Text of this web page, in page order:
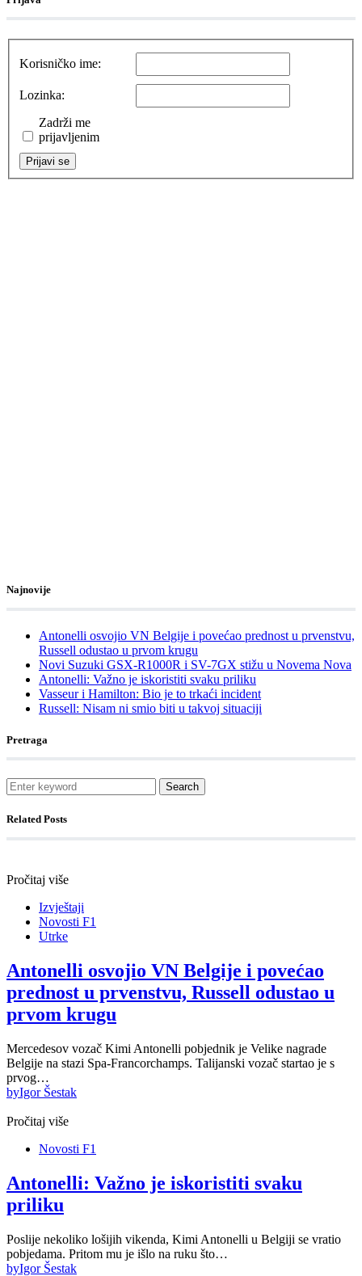
Korisničko ime:
Lozinka:
Zadrži me
prijavljenim
Prijavi se
Najnovije
Antonelli osvojio VN Belgije i povećao prednost u prvenstvu,
Russell odustao u prvom krugu
Novi Suzuki GSX-R1000R i SV-7GX stižu u Novema Nova
Antonelli: Važno je iskoristiti svaku priliku
Vasseur i Hamilton: Bio je to trkaći incident
Russell: Nisam ni smio biti u takvoj situaciji
Pretraga
Search
Related Posts
Pročitaj više
Izvještaji
Novosti F1
Utrke
Antonelli osvojio VN Belgije i povećao
prednost u prvenstvu, Russell odustao u
prvom krugu
Mercedesov vozač Kimi Antonelli pobjednik je Velike nagrade
Belgije na stazi Spa-Francorchamps. Talijanski vozač startao je s
prvog…
byIgor Šestak
Pročitaj više
Novosti F1
Antonelli: Važno je iskoristiti svaku
priliku
Poslije nekoliko lošijih vikenda, Kimi Antonelli u Belgiji se vratio
pobjedama. Pritom mu je išlo na ruku što…
byIgor Šestak